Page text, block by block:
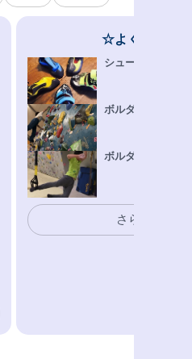
☆よくある質
シューズ選びFAQ
ボルダリング上達
ボルダリングトレ
さらに表示